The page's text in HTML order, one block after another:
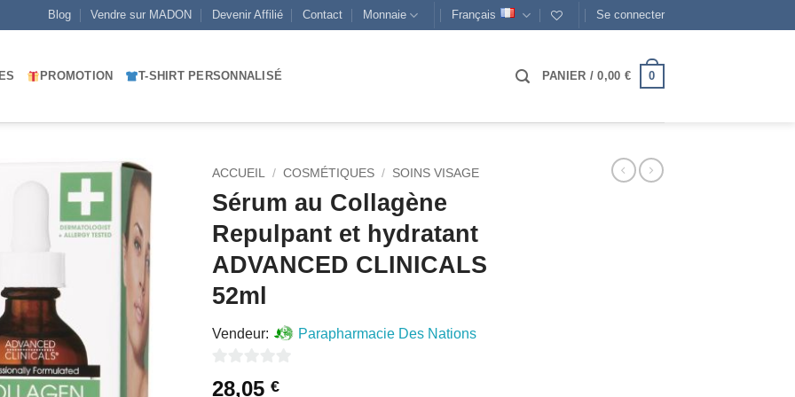
Blog Vendre sur MADON Devenir Affilié Contact Monnaie Français Se connecter
PROMOTION T-SHIRT PERSONNALISÉ PANIER /0,00 € 0
AJOUTER
À MES
FAVORIS
ACCUEIL / COSMÉTIQUES / SOINS VISAGE
Sérum au Collagène
Repulpant et hydratant
ADVANCED CLINICALS
52ml
Vendeur: Parapharmacie Des Nations
28,05 €